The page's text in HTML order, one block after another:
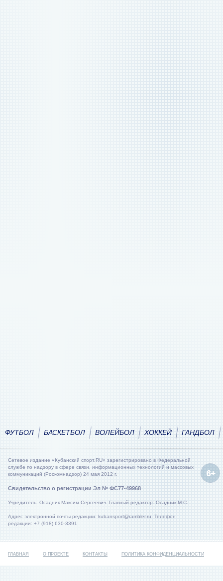
ФУТБОЛ БАСКЕТБОЛ ВОЛЕЙБОЛ ХОККЕЙ ГАНДБОЛ
Сетевое издание «Кубанский спорт.RU» зарегистрировано в Федеральной
службе по надзору в сфере связи, информационных технологий и массовых
коммуникаций (Роскомнадзор) 24 мая 2012 г.
Свидетельство о регистрации Эл № ФС77-49968
Учредитель: Осадник Максим Сергеевич. Главный редактор: Осадник М.С.
Адрес электронной почты редакции: kubansport@rambler.ru. Телефон
редакции: +7 (918) 630-3391
ГЛАВНАЯ О ПРОЕКТЕ КОНТАКТЫ ПОЛИТИКА КОНФИДЕНЦИАЛЬНОСТИ